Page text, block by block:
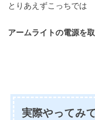
とりあえずこっちでは
アームライトの電源を
実際やってみ